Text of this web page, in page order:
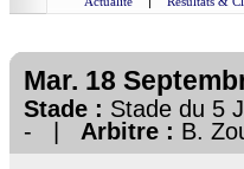
Mar. 18
Stade : Stade du 5
- | Arbitre : B.